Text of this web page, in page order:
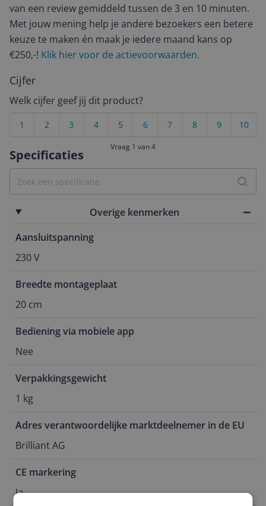
Specificaties
Overige kenmerken
Aansluitspanning
230 V
Breedte montageplaat
20 cm
Bediening via mobiele app
Nee
Verpakkingsgewicht
1 kg
Adres verantwoordelijke marktdeelnemer in de EU
Brilliant AG
CE markering
Ja
van een review gemiddeld tussen de 3 en 10 minuten.
Met jouw mening help je andere bezoekers een betere
keuze te maken én maak je iedere maand kans op
€250,-! Klik hier voor de actievoorwaarden.
Cijfer
Welk cijfer geef jij dit product?
10
9
8
7
6
5
4
3
2
1
Vraag 1 van 4